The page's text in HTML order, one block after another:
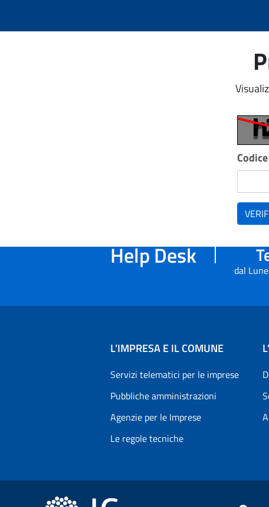
Help Desk dal
L’IMPRESA E IL COMUNE
Servizi telematici per le imprese
Pubbliche amministrazioni
Agenzie per le Imprese
Le regole tecniche